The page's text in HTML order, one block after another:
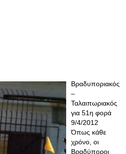
Βραδυποριακός
–
Ταλαιπωριακός
για 51η φορά
9/4/2012
Όπως κάθε
χρόνο, οι
Βραδύποροι